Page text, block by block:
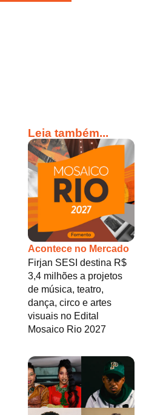
Leia também...
Acontece no Mercado
Firjan SESI destina R$
3,4 milhões a projetos
de música, teatro,
dança, circo e artes
visuais no Edital
Mosaico Rio 2027